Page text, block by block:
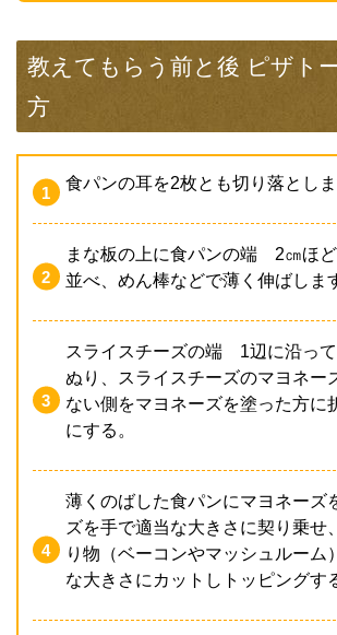
教えてもらう前と後 ピザト
方
食パンの耳を2枚とも切り落としま
まな板の上に食パンの端 2㎝ほ
並べ、めん棒などで薄く伸ばしま
スライスチーズの端 1辺に沿っ
ぬり、スライスチーズのマヨネー
ない側をマヨネーズを塗った方に
にする。
薄くのばした食パンにマヨネーズ
ズを手で適当な大きさに契り乗せ
り物（ベーコンやマッシュルーム
な大きさにカットしトッピングす